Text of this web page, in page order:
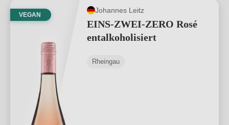
VEGAN
Johannes Leitz
EINS-ZWEI-ZERO Rosé
entalkoholisiert
Rheingau